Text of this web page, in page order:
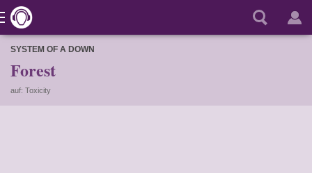
SYSTEM OF A DOWN
Forest
auf: Toxicity